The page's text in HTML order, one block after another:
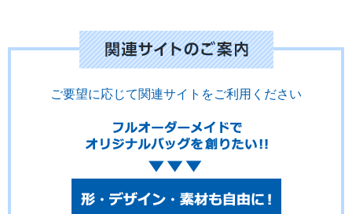
ご要望に応じて関連サイトをご利用ください